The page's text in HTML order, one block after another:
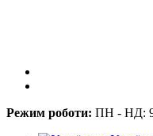
Режим роботи: ПН - НД: